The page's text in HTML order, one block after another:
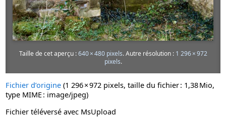
Taille de cet aperçu :640 × 480 pixels.Autre résolution : 1 296 × 972
pixels.
Fichier d’origine‎ (1 296 × 972 pixels, taille du fichier : 1,38 Mio,
type MIME : image/jpeg)
Fichier téléversé avec MsUpload